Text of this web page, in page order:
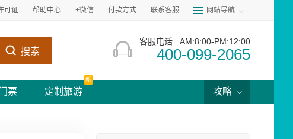
可证 帮助中心 +微信 付款方式 联系客服 网站导航
搜索
客服电话 AM:8:00-PM:12:00
400-099-2065
票 定制旅游
新
攻略